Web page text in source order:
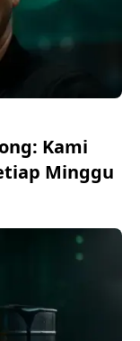
Kami
Minggu